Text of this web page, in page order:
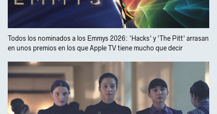
Todos los nominados a los Emmys 2026: 'Hacks' y 'The Pitt' arrasan
en unos premios en los que Apple TV tiene mucho que decir